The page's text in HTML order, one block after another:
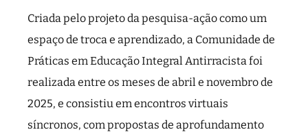
Criada pelo projeto da pesquisa-ação como um
espaço de troca e aprendizado, a Comunidade de
Práticas em Educação Integral Antirracista foi
realizada entre os meses de abril e novembro de
2025, e consistiu em encontros virtuais
síncronos, com propostas de aprofundamento